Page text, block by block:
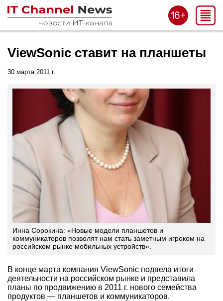
ViewSonic ставит на планшеты
30 марта 2011 г.
Инна Сорокина: «Новые модели планшетов и
коммуникаторов позволят нам стать заметным игроком на
российском рынке мобильных устройств».
В конце марта компания ViewSonic подвела итоги
деятельности на российском рынке и представила
планы по продвижению в 2011 г. нового семейства
продуктов — планшетов и коммуникаторов.